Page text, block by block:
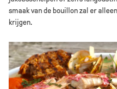
smaak van de bouillon zal er
krijgen.